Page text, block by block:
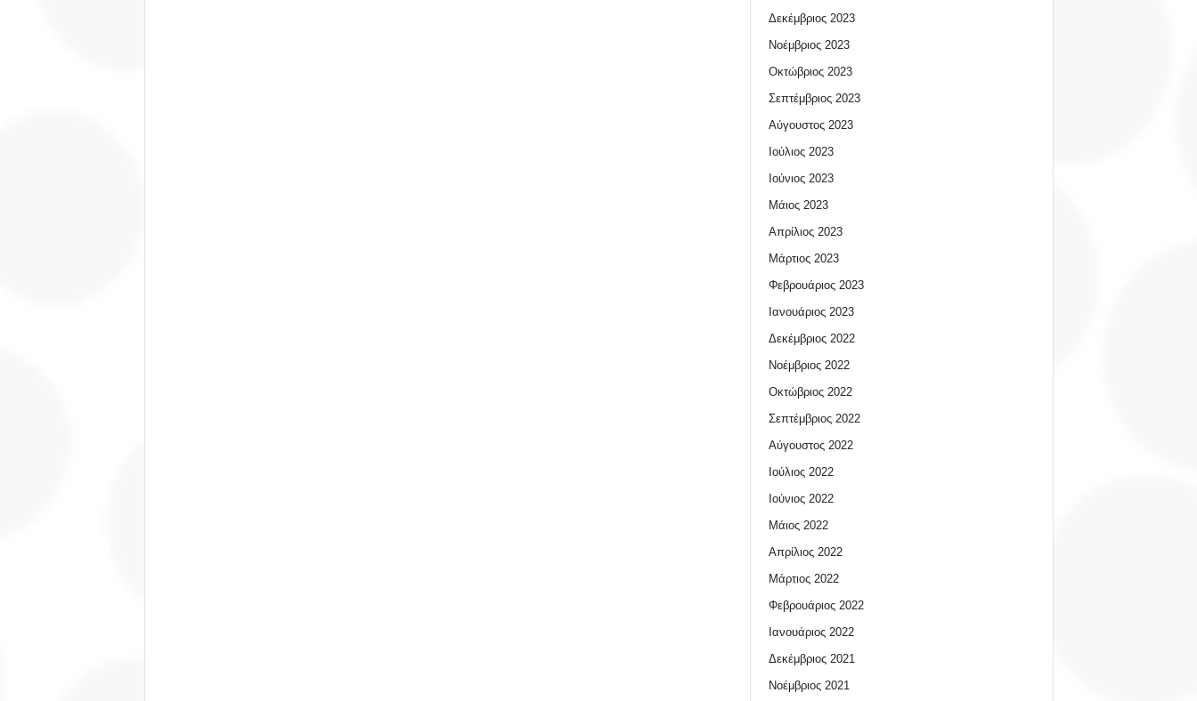
Δεκέμβριος 2023
Νοέμβριος 2023
Οκτώβριος 2023
Σεπτέμβριος 2023
Αύγουστος 2023
Ιούλιος 2023
Ιούνιος 2023
Μάιος 2023
Απρίλιος 2023
Μάρτιος 2023
Φεβρουάριος 2023
Ιανουάριος 2023
Δεκέμβριος 2022
Νοέμβριος 2022
Οκτώβριος 2022
Σεπτέμβριος 2022
Αύγουστος 2022
Ιούλιος 2022
Ιούνιος 2022
Μάιος 2022
Απρίλιος 2022
Μάρτιος 2022
Φεβρουάριος 2022
Ιανουάριος 2022
Δεκέμβριος 2021
Νοέμβριος 2021